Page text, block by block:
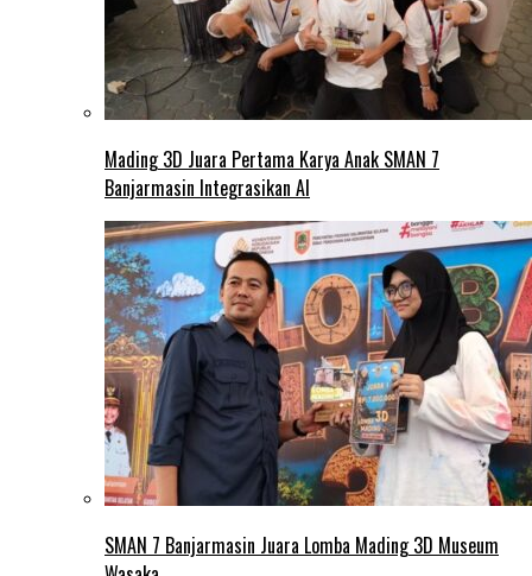
Mading 3D Juara Pertama Karya Anak SMAN 7
Banjarmasin Integrasikan AI
SMAN 7 Banjarmasin Juara Lomba Mading 3D Museum